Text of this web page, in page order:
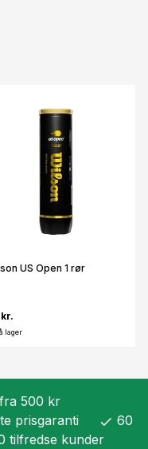
US Open 1 rør
lager
500 kr
prisgaranti check 60
tilfredse kunder